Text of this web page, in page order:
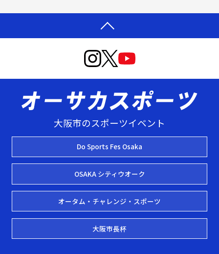
大阪市のスポーツイベント
Do Sports Fes Osaka
OSAKA シティウオーク
オータム・チャレンジ・スポーツ
大阪市長杯